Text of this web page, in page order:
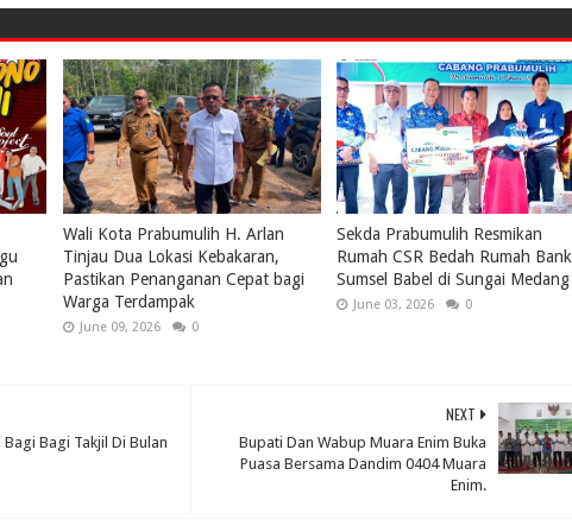
Wali Kota Prabumulih H. Arlan
Tinjau Dua Lokasi Kebakaran,
Pastikan Penanganan Cepat bagi
Warga Terdampak
June 09, 2026 0
Sekda Prabumulih Resmikan
Rumah CSR Bedah Rumah Bank
Sumsel Babel di Sungai Medang
June 03, 2026 0
NEXT
Bupati Dan Wabup Muara Enim Buka
Puasa Bersama Dandim 0404 Muara
Enim.
Bagi Bagi Takjil Di Bulan